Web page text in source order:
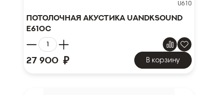
U610
Потолочная акустика UandKSound
E610C
27 900 ₽ В корзину